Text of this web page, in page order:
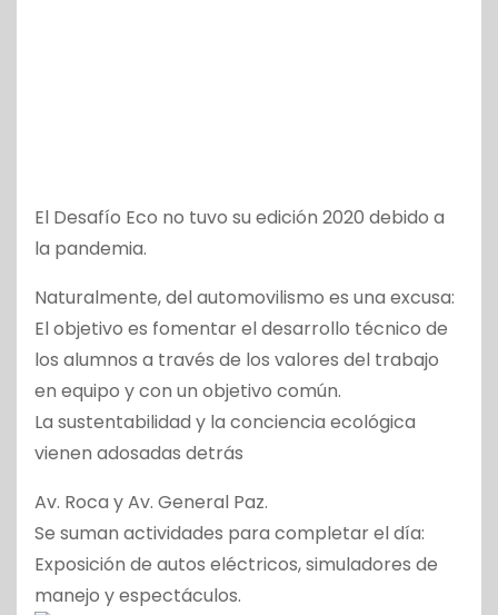
El Desafío Eco no tuvo su edición 2020 debido a
la pandemia.
Naturalmente, del automovilismo es una excusa:
El objetivo es fomentar el desarrollo técnico de
los alumnos a través de los valores del trabajo
en equipo y con un objetivo común.
La sustentabilidad y la conciencia ecológica
vienen adosadas detrás
Av. Roca y Av. General Paz.
Se suman actividades para completar el día:
Exposición de autos eléctricos, simuladores de
manejo y espectáculos.